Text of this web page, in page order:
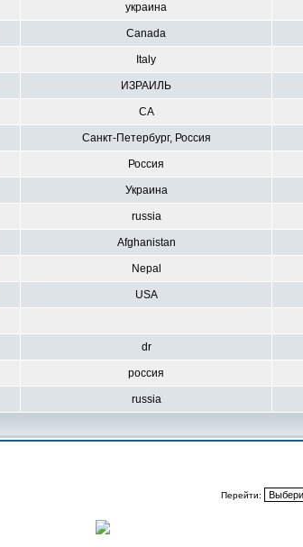
украина
Canada
Italy
ИЗРАИЛЬ
CA
Санкт-Петербург, Россия
Россия
Украина
russia
Afghanistan
Nepal
USA
dr
россия
russia
Перейти: